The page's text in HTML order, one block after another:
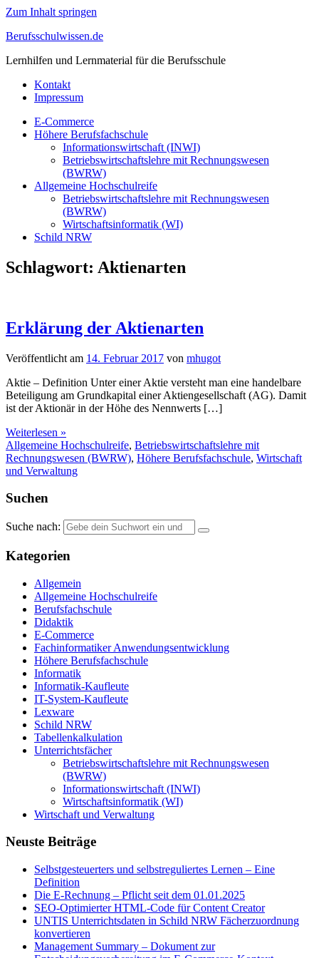
Zum Inhalt springen
Berufsschulwissen.de
Lernhilfen und Lernmaterial für die Berufsschule
Kontakt
Impressum
E-Commerce
Höhere Berufsfachschule
Informationswirtschaft (INWI)
Betriebswirtschaftslehre mit Rechnungswesen
(BWRW)
Allgemeine Hochschulreife
Betriebswirtschaftslehre mit Rechnungswesen
(BWRW)
Wirtschaftsinformatik (WI)
Schild NRW
Schlagwort: Aktienarten
Erklärung der Aktienarten
Veröffentlicht am 14. Februar 2017 von mhugot
Aktie – Definition Unter einer Aktie versteht man eine handelbare
Beteiligung am Grundkapital einer Aktiengesellschaft (AG). Damit
ist der Aktionär in der Höhe des Nennwerts […]
Weiterlesen »
Allgemeine Hochschulreife, Betriebswirtschaftslehre mit
Rechnungswesen (BWRW), Höhere Berufsfachschule, Wirtschaft
und Verwaltung
Suchen
Suche nach:
Kategorien
Allgemein
Allgemeine Hochschulreife
Berufsfachschule
Didaktik
E-Commerce
Fachinformatiker Anwendungsentwicklung
Höhere Berufsfachschule
Informatik
Informatik-Kaufleute
IT-System-Kaufleute
Lexware
Schild NRW
Tabellenkalkulation
Unterrichtsfächer
Betriebswirtschaftslehre mit Rechnungswesen
(BWRW)
Informationswirtschaft (INWI)
Wirtschaftsinformatik (WI)
Wirtschaft und Verwaltung
Neuste Beiträge
Selbstgesteuerters und selbstreguliertes Lernen – Eine
Definition
Die E-Rechnung – Pflicht seit dem 01.01.2025
SEO-Optimierter HTML-Code für Content Creator
UNTIS Unterrichtsdaten in Schild NRW Fächerzuordnung
konvertieren
Management Summary – Dokument zur